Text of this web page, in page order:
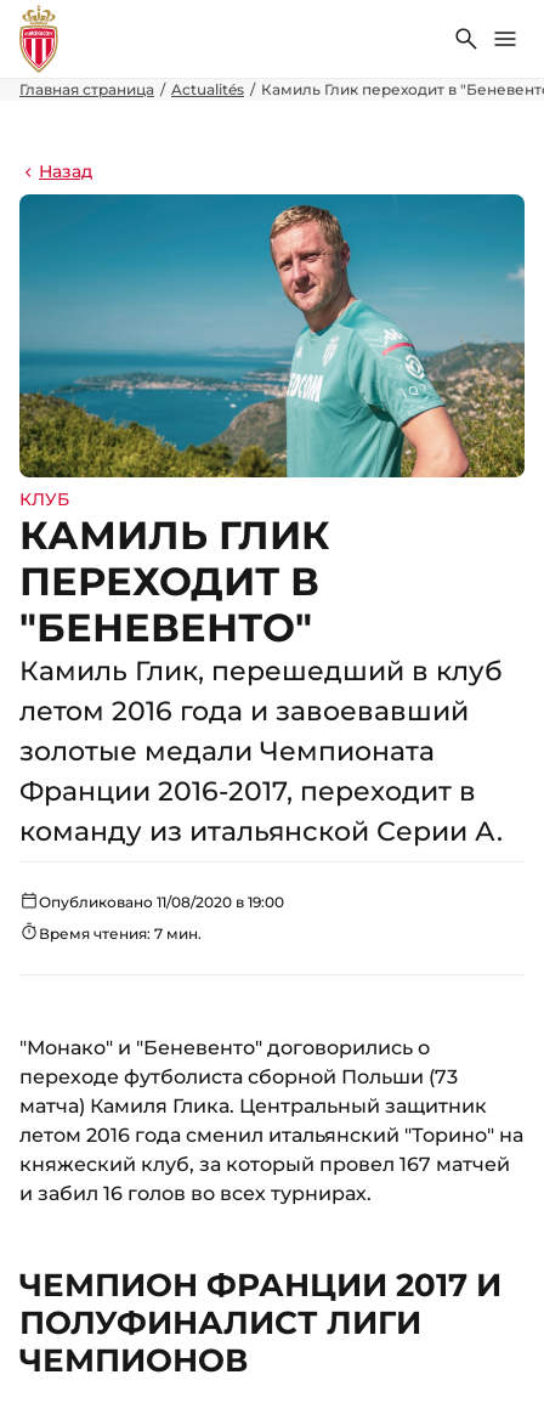
Поиск
Главная страница Actualités Камиль Глик переходит в
Назад
КЛУБ
КАМИЛЬ ГЛИК
ПЕРЕХОДИТ В
"БЕНЕВЕНТО"
Камиль Глик, перешедший в клуб
летом 2016 года и завоевавший
золотые медали Чемпионата
Франции 2016-2017, переходит в
команду из итальянской Серии А.
Опубликовано 11/08/2020 в 19:00
Время чтения: 7 мин.
"Монако" и "Беневенто" договорились о
переходе футболиста сборной Польши (73
матча) Камиля Глика. Центральный защитник
летом 2016 года сменил итальянский "Торино" на
княжеский клуб, за который провел 167 матчей
и забил 16 голов во всех турнирах.
ЧЕМПИОН ФРАНЦИИ 2017 И
ПОЛУФИНАЛИСТ ЛИГИ
ЧЕМПИОНОВ